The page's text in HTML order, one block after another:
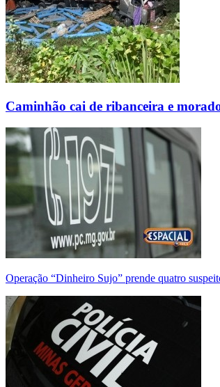
Caminhão cai de ribanceira e
Operação “Dinheiro Sujo” prende quatro